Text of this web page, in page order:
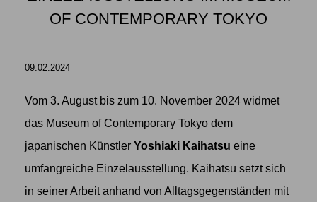
F CONTEMPORARY TOKYO
09.02.2024
Vom 3. August bis zum 10. November 2024 widmet
das Museum of Contemporary Tokyo dem
japanischen Künstler Yoshiaki Kaihatsu eine
umfangreiche Einzelausstellung. Kaihatsu setzt sich
in seiner Arbeit anhand von Alltagsgegenständen mit